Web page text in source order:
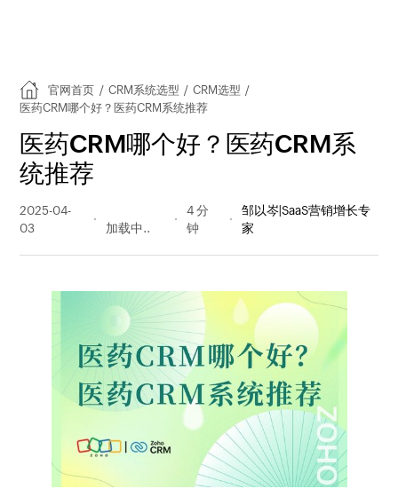
官网首页 / CRM系统选型 / CRM选型 /
医药CRM哪个好？医药CRM系统推荐
医药CRM哪个好？医药CRM系
统推荐
2025-04-
03
量
4 分
钟
邹以岑|SaaS营销增长专
家